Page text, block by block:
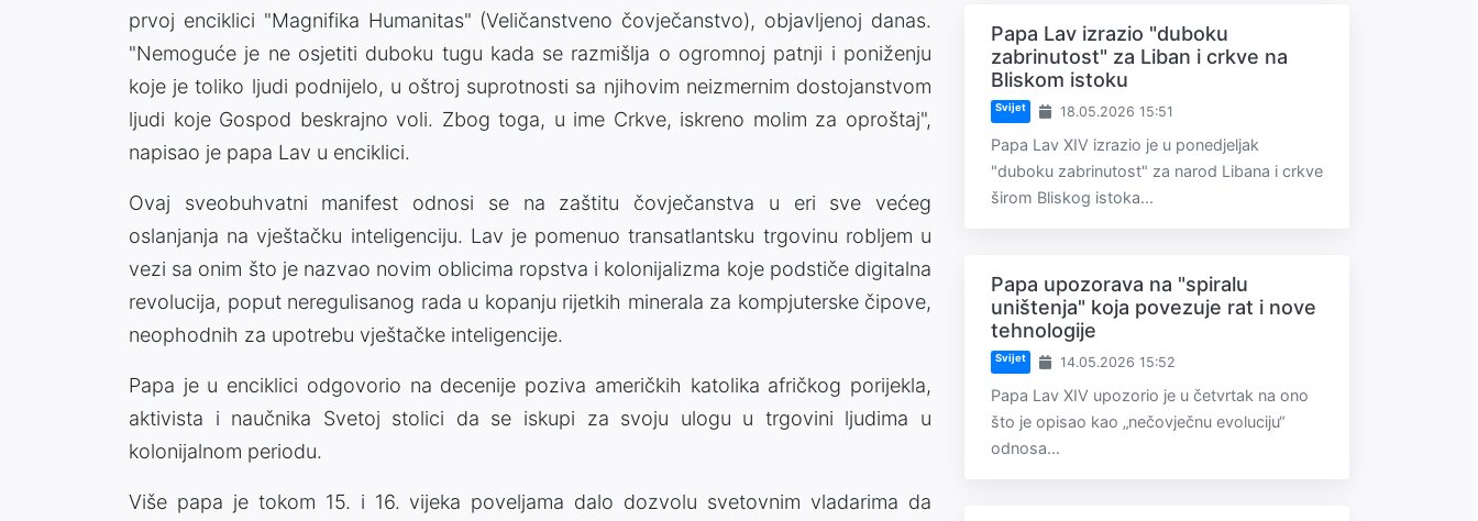
prvoj enciklici "Magnifika Humanitas" (Veličanstveno čovječanstvo), objavljenoj danas.
"Nemoguće je ne osjetiti duboku tugu kada se razmišlja o ogromnoj patnji i poniženju
koje je toliko ljudi podnijelo, u oštroj suprotnosti sa njihovim neizmernim dostojanstvom
ljudi koje Gospod beskrajno voli. Zbog toga, u ime Crkve, iskreno molim za oproštaj",
napisao je papa Lav u enciklici.
Ovaj sveobuhvatni manifest odnosi se na zaštitu čovječanstva u eri sve većeg
oslanjanja na vještačku inteligenciju. Lav je pomenuo transatlantsku trgovinu robljem u
vezi sa onim što je nazvao novim oblicima ropstva i kolonijalizma koje podstiče digitalna
revolucija, poput neregulisanog rada u kopanju rijetkih minerala za kompjuterske čipove,
neophodnih za upotrebu vještačke inteligencije.
Papa je u enciklici odgovorio na decenije poziva američkih katolika afričkog porijekla,
aktivista i naučnika Svetoj stolici da se iskupi za svoju ulogu u trgovini ljudima u
kolonijalnom periodu.
Više papa je tokom 15. i 16. vijeka poveljama dalo dozvolu svetovnim vladarima da
Papa Lav izrazio "duboku
zabrinutost" za Liban i crkve na
Bliskom istoku
Svijet 18.05.2026 15:51
Papa Lav XIV izrazio je u ponedjeljak
"duboku zabrinutost" za narod Libana i crkve
širom Bliskog istoka...
Papa upozorava na "spiralu
uništenja" koja povezuje rat i nove
tehnologije
Svijet 14.05.2026 15:52
Papa Lav XIV upozorio je u četvrtak na ono
što je opisao kao „nečovječnu evoluciju“
odnosa...